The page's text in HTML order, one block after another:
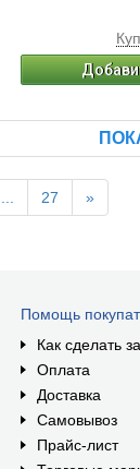
27 »
Помощь
Как сделать
Оплата
Доставка
Самовывоз
Прайс-лист